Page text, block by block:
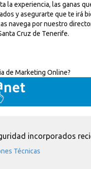
experiencia, las ganas
y asegurarte que te irá
navega por nuestro
Cruz de Tenerife.
de Marketing Online?
incorporados
Técnicas